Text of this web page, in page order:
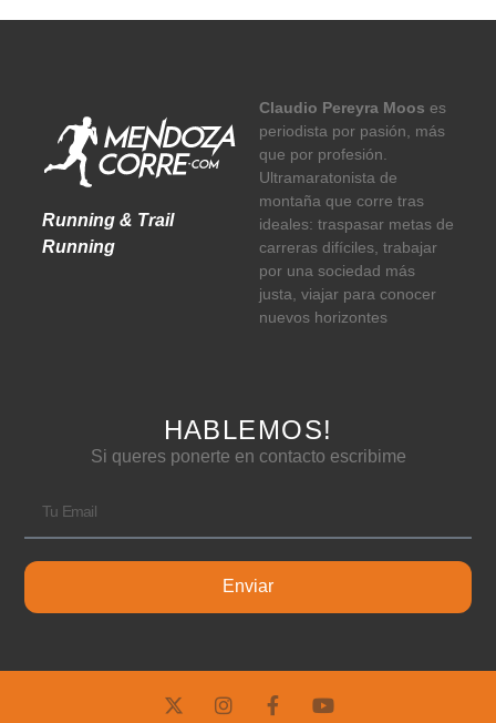
Running & Trail
Running
Claudio Pereyra Moos es
periodista por pasión, más
que por profesión.
Ultramaratonista de
montaña que corre tras
ideales: traspasar metas de
carreras difíciles, trabajar
por una sociedad más
justa, viajar para conocer
nuevos horizontes
HABLEMOS!
Si queres ponerte en contacto escribime
Enviar